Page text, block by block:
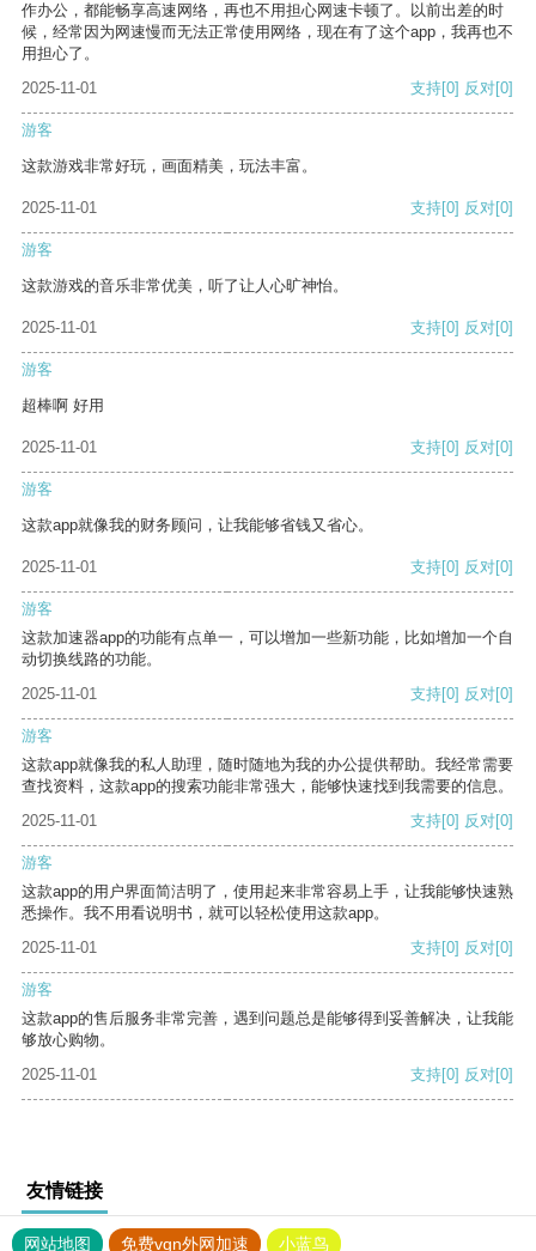
作办公，都能畅享高速网络，再也不用担心网速卡顿了。以前出差的时
候，经常因为网速慢而无法正常使用网络，现在有了这个app，我再也不
用担心了。
2025-11-01
支持[0] 反对[0]
游客
这款游戏非常好玩，画面精美，玩法丰富。
2025-11-01 支持[0] 反对[0]
游客
这款游戏的音乐非常优美，听了让人心旷神怡。
2025-11-01 支持[0] 反对[0]
游客
超棒啊 好用
2025-11-01 支持[0] 反对[0]
游客
这款app就像我的财务顾问，让我能够省钱又省心。
2025-11-01 支持[0] 反对[0]
游客
这款加速器app的功能有点单一，可以增加一些新功能，比如增加一个自
动切换线路的功能。
2025-11-01
支持[0] 反对[0]
游客
这款app就像我的私人助理，随时随地为我的办公提供帮助。我经常需要
查找资料，这款app的搜索功能非常强大，能够快速找到我需要的信息。
2025-11-01
支持[0] 反对[0]
游客
这款app的用户界面简洁明了，使用起来非常容易上手，让我能够快速熟
悉操作。我不用看说明书，就可以轻松使用这款app。
2025-11-01
支持[0] 反对[0]
游客
这款app的售后服务非常完善，遇到问题总是能够得到妥善解决，让我能
够放心购物。
2025-11-01
支持[0] 反对[0]
友情链接
网站地图 免费vqn外网加速 小蓝鸟